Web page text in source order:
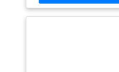
s'inquiéter de la rouille et
taille, le creusement,